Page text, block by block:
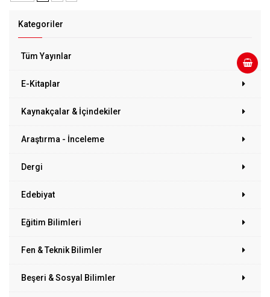
Kategoriler
Tüm Yayınlar
E-Kitaplar
Kaynakçalar & İçindekiler
Araştırma - İnceleme
Dergi
Edebiyat
Eğitim Bilimleri
Fen & Teknik Bilimler
Beşeri & Sosyal Bilimler